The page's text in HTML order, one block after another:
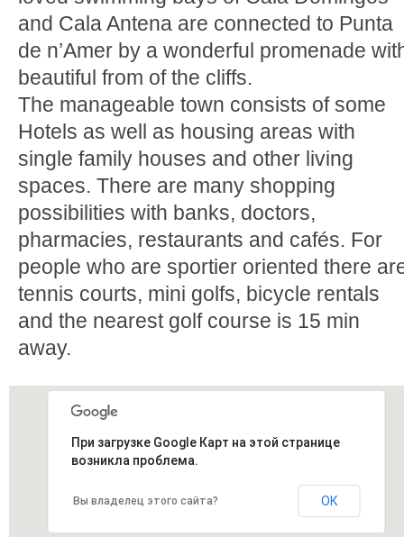
and Cala Antena are connected to Punta
de n’Amer by a wonderful promenade
beautiful from of the cliffs.
The manageable town consists of some
Hotels as well as housing areas with
single family houses and other living
spaces. There are many shopping
possibilities with banks, doctors,
pharmacies, restaurants and cafés. For
people who are sportier oriented there
tennis courts, mini golfs, bicycle rentals
and the nearest golf course is 15 min
away.
При загрузке Google Карт на этой странице
возникла проблема.
Вы владелец этого сайта? ОК